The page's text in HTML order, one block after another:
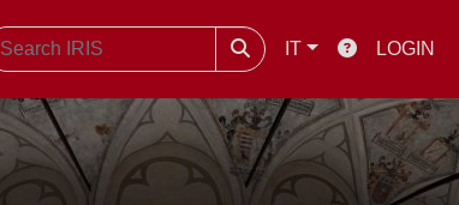
IT LOGIN